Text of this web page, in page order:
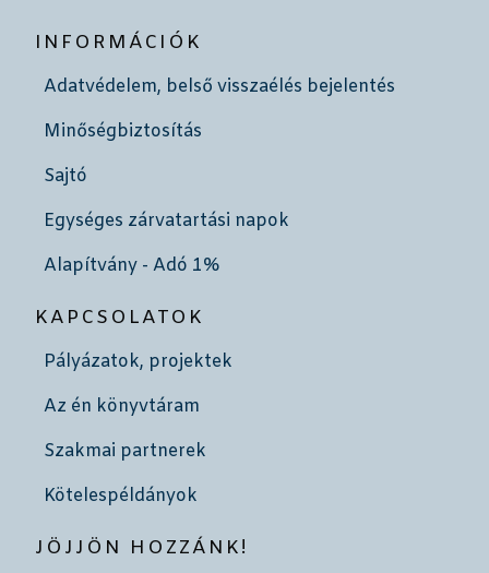
INFORMÁCIÓK
Adatvédelem, belső visszaélés bejelentés
Minőségbiztosítás
Sajtó
Egységes zárvatartási napok
Alapítvány - Adó 1%
KAPCSOLATOK
Pályázatok, projektek
Az én könyvtáram
Szakmai partnerek
Kötelespéldányok
JÖJJÖN HOZZÁNK!